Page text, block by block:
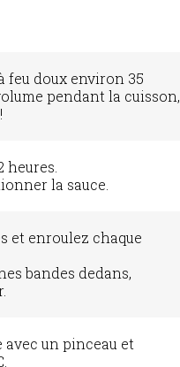
feu doux environ 35
pendant la cuisson,
la sauce.
et enroulez chaque
bandes dedans,
un pinceau et